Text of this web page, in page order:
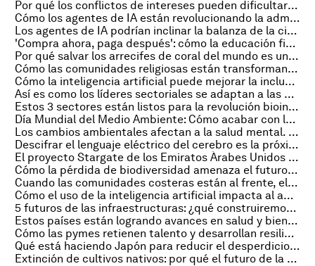
Por qué los conflictos de intereses pueden dificultar la inversión en naturaleza
Cómo los agentes de IA están revolucionando la administración empresarial
Los agentes de IA podrían inclinar la balanza de la ciberseguridad hacia la defensa
'Compra ahora, paga después': cómo la educación financiera puede romper el ciclo de endeudamiento
Por qué salvar los arrecifes de coral del mundo es una responsabilidad generacional
Cómo las comunidades religiosas están transformando la financiación oceánica
Cómo la inteligencia artificial puede mejorar la inclusión digital y combatir la desigualdad
Así es como los líderes sectoriales se adaptan a las disrupciones globales – de la IA a las cadenas de suministro
Estos 3 sectores están listos para la revolución bioindustrial
Día Mundial del Medio Ambiente: Cómo acabar con la contaminación por plásticos
Los cambios ambientales afectan a la salud mental. Estos 5 proyectos están abordando el problema
Descifrar el lenguaje eléctrico del cerebro es la próxima frontera en medicina de precisión
El proyecto Stargate de los Emiratos Árabes Unidos muestra cómo integrar IA e infraestructura nacional
Cómo la pérdida de biodiversidad amenaza el futuro económico de los países subtropicales
Cuando las comunidades costeras están al frente, el océano nos recompensa
Cómo el uso de la inteligencia artificial impacta al ambiente y qué puedes hacer al respecto
5 futuros de las infraestructuras: ¿qué construiremos en 2100?
Estos países están logrando avances en salud y bienestar de las mujeres
Cómo las pymes retienen talento y desarrollan resiliencia en Japón
Qué está haciendo Japón para reducir el desperdicio de alimentos en los hogares
Extinción de cultivos nativos: por qué el futuro de la alimentación depende de la biodiversidad